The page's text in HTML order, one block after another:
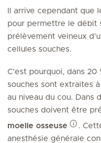
Il arrive cependant que
pour permettre le débit
prélèvement veineux
cellules souches.
C'est pourquoi, dans 20
souches sont extraites
au niveau du cou. Dans
souches doivent être
moelle osseuse
.
anesthésie générale